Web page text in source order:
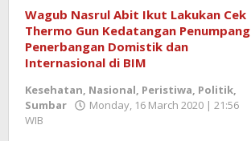
Wagub Nasrul Abit Ikut Lakukan Cek
Thermo Gun Kedatangan Penumpang
Penerbangan Domistik dan
Internasional di BIM
Kesehatan, Nasional, Peristiwa, Politik,
Sumbar
Monday, 16 March 2020 | 21:56
WIB